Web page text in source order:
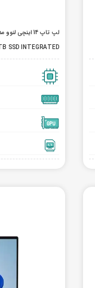
SSD INTEGRATED